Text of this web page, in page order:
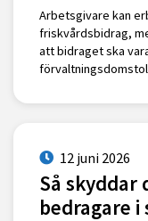
Arbetsgivare kan
friskvårdsbidrag,
att bidraget ska
12 juni 2026
Så
bedragare i